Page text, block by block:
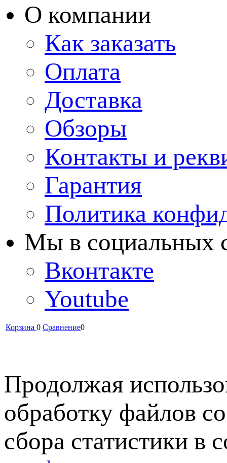
О компании
Как заказать
Оплата
Доставка
Обзоры
Контакты и
Гарантия
Политика
Мы в cоциальных
Вконтакте
Youtube
Корзина 0 Сравнение0
Продолжая
обработку файлов
сбора статистики в